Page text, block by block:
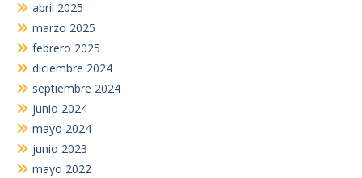
abril 2025
marzo 2025
febrero 2025
diciembre 2024
septiembre 2024
junio 2024
mayo 2024
junio 2023
mayo 2022